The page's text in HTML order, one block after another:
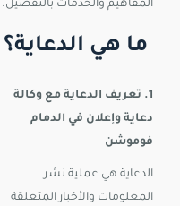
المفاهيم والخدمات بالتفصيل.
ما هي الدعاية؟
1. تعريف الدعاية مع وكالة
دعاية وإعلان في الدمام
فوموشن
الدعاية هي عملية نشر
المعلومات والأخبار المتعلقة